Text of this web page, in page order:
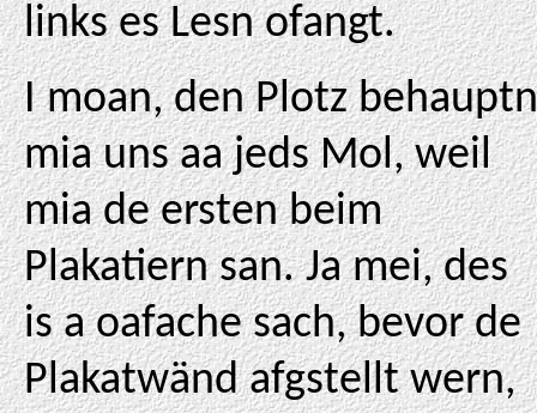
links es Lesn ofangt.
I moan, den Plotz behauptn
mia uns aa jeds Mol, weil
mia de ersten beim
Plakatiern san. Ja mei, des
is a oafache sach, bevor de
Plakatwänd afgstellt wern,